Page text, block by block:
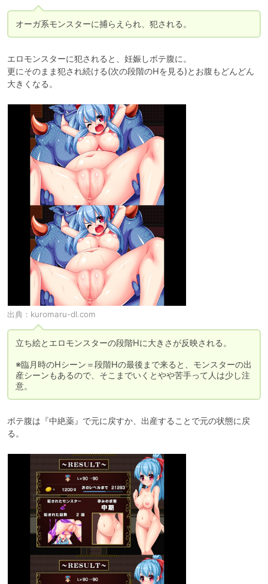
オーガ系モンスターに捕らえられ、犯される。
エロモンスターに犯されると、妊娠しボテ腹に。
更にそのまま犯され続ける(次の段階のHを見る)とお腹もどんどん
大きくなる。
出典： kuromaru-dl.com
立ち絵とエロモンスターの段階Hに大きさが反映される。
※臨月時のHシーン＝段階Hの最後まで来ると、モンスターの出
産シーンもあるので、そこまでいくとやや苦手って人は少し注
意。
ボテ腹は『中絶薬』で元に戻すか、出産することで元の状態に戻
る。